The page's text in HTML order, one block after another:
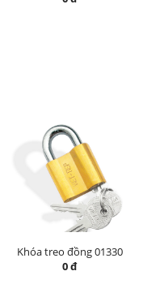
Khóa treo đồng 01330
0 đ